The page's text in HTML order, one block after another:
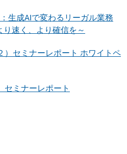
生成AIで変わるリーガル業務
り速く、より確信を～
ホワイトペ
セミナーレポート